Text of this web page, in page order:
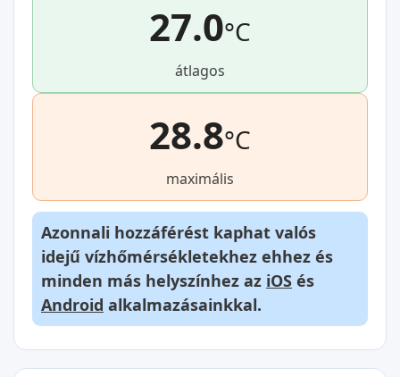
27.0°C
átlagos
28.8°C
maximális
Azonnali hozzáférést kaphat valós
idejű vízhőmérsékletekhez ehhez és
minden más helyszínhez az iOS és
Android alkalmazásainkkal.